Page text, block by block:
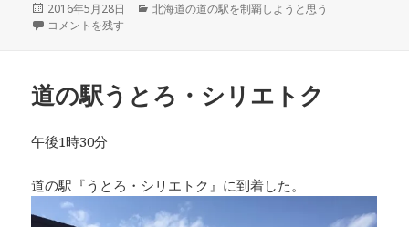
投
稿
2016年5月28日
カ
北海道の道の駅を制覇しようと思う
道の駅しゃり に
コメントを残す
道の駅うとろ・シリエトク
午後1時30分
道の駅『うとろ・シリエトク』に到着した。